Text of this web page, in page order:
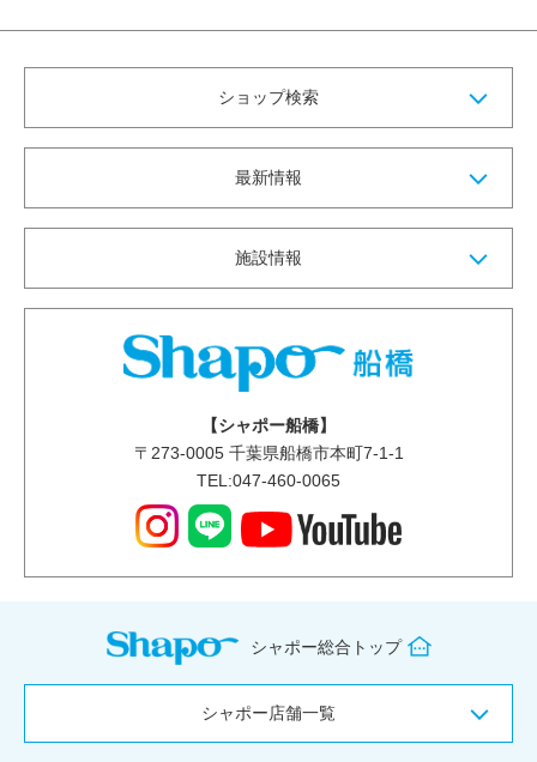
ショップ検索
最新情報
施設情報
【シャポー船橋】
〒 273-0005千葉県船橋市本町7-1-1
TEL:047-460-0065
シャポー総合トップ
シャポー店舗一覧